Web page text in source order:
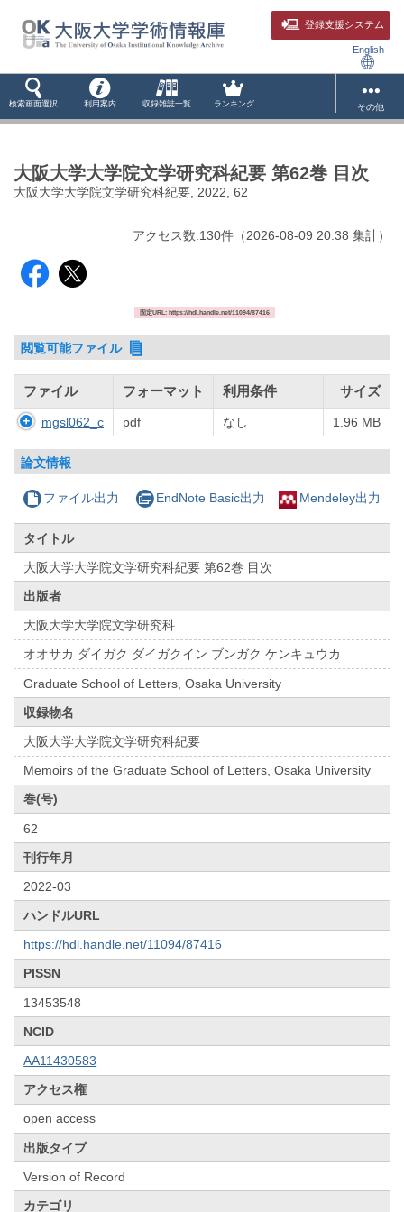
登録支援システム
English
検索画面選択 利用案内 収録雑誌一覧 ランキング その他
大阪大学大学院文学研究科紀要 第62巻 目次
大阪大学大学院文学研究科紀要, 2022, 62
アクセス数:130件 （2026-08-09 20:38 集計）
固定URL: https://hdl.handle.net/11094/87416
閲覧可能ファイル
ファイル フォーマット 利用条件 サイズ
mgsl062_c pdf なし 1.96 MB
論文情報
ファイル出力 EndNote Basic出力 Mendeley出力
タイトル
大阪大学大学院文学研究科紀要 第62巻 目次
出版者
大阪大学大学院文学研究科
オオサカ ダイガク ダイガクイン ブンガク ケンキュウカ
Graduate School of Letters, Osaka University
収録物名
大阪大学大学院文学研究科紀要
Memoirs of the Graduate School of Letters, Osaka University
巻(号)
62
刊行年月
2022-03
ハンドルURL
https://hdl.handle.net/11094/87416
PISSN
13453548
NCID
AA11430583
アクセス権
open access
出版タイプ
Version of Record
カテゴリ